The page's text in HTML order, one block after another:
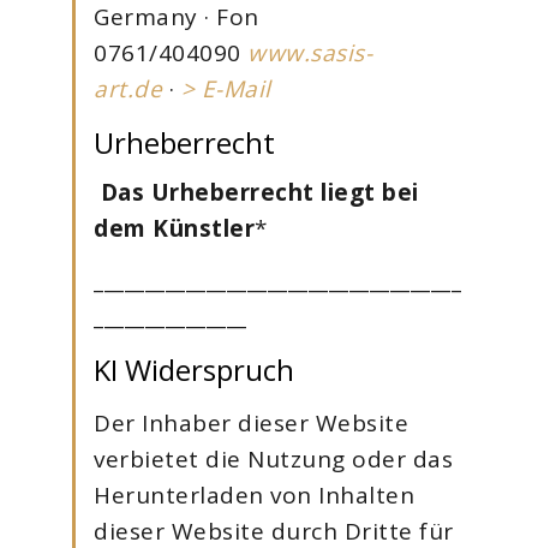
Germany · Fon
0761/404090 www.sasis-
art.de· > E-Mail
Urheberrecht
Das Urheberrecht liegt bei
dem Künstler*
KI Widerspruch
Der Inhaber dieser Website
verbietet die Nutzung oder das
Herunterladen von Inhalten
dieser Website durch Dritte für